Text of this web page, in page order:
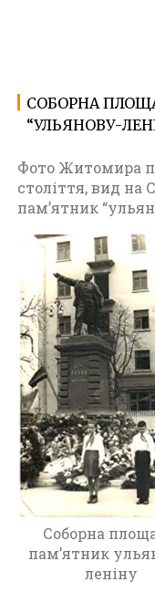
СОБОРНА
“УЛЬЯНОВУ-
Фото Житомира
століття, вид на
пам’ятник
Соборна
пам’ятник
леніну